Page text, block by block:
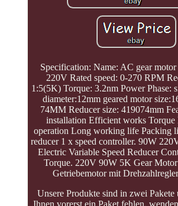
Specification: Name: AC gear motor
220V Rated speed: 0-270 RPM
1:5(5K) Torque: 3.2nm Power Phase:
diameter:12mm geared motor
74MM Reducer size: 419074mm
installation Efficient works Torque
operation Long working life Packing
reducer 1 x speed controller. 90W
Electric Variable Speed Reducer
Torque. 220V 90W 5K Gear
Getriebemotor mit
Unsere Produkte sind in zwei Pakete